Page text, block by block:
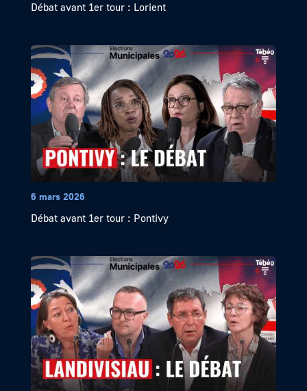
Débat avant 1er tour : Lorient
6 mars 2026
Débat avant 1er tour : Pontivy